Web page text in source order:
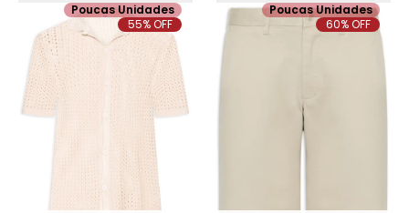
Poucas Unidades
55% OFF
Poucas Unidades
60% OFF